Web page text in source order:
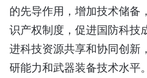
的先导作用，增加技术储备
识产权制度，促进国防科技
进科技资源共享和协同创新
研能力和武器装备技术水平。